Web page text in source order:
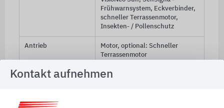
Frühwarnsystem, Eckverbinder,
schneller Terrassenmotor,
Insekten- / Pollenschutz
Antrieb
Motor, optional: Schneller
Terrassenmotor
Weitere Informationen
Kontakt aufnehmen